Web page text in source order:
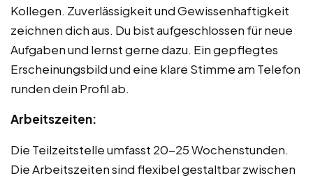
Kollegen. Zuverlässigkeit und Gewissenhaftigkeit
zeichnen dich aus. Du bist aufgeschlossen für neue
Aufgaben und lernst gerne dazu. Ein gepflegtes
Erscheinungsbild und eine klare Stimme am Telefon
runden dein Profil ab.
Arbeitszeiten:
Die Teilzeitstelle umfasst 20-25 Wochenstunden.
Die Arbeitszeiten sind flexibel gestaltbar zwischen